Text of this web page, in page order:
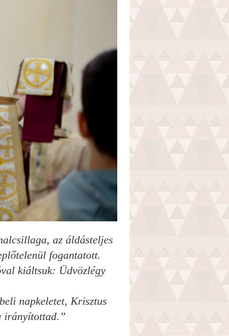
az áldásteljes
fogantatott.
kiáltsuk: Üdvözlégy
napkeletet, Krisztus
irányítottad.”